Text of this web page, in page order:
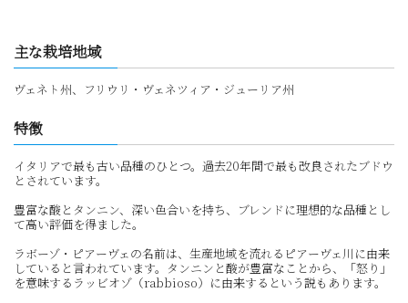
主な栽培地域
ヴェネト州、フリウリ・ヴェネツィア・ジューリア州
特徴
イタリアで最も古い品種のひとつ。過去20年間で最も改良されたブドウ
とされています。
豊富な酸とタンニン、深い色合いを持ち、ブレンドに理想的な品種とし
て高い評価を得ました。
ラボーゾ・ピアーヴェの名前は、生産地域を流れるピアーヴェ川に由来
していると言われています。タンニンと酸が豊富なことから、「怒り」
を意味するラッビオゾ（rabbioso）に由来するという説もあります。